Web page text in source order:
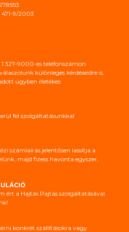
9/2003
327-9000-es telefonszámon
különleges kérdéseidre is.
ügyben illetékes
fel szolgáltatásunkkal
számlaírás jelentősen lassítja a
majd fizess havonta egyszer,
ért a Hajtás Pajtás szolgáltatásával
konkrét szállításokra vagy